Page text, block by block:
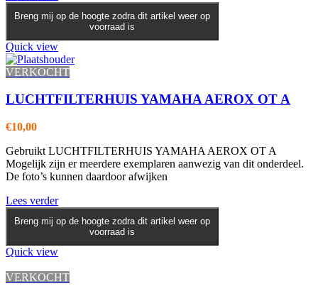
Breng mij op de hoogte zodra dit artikel weer op
voorraad is
Quick view
VERKOCHT
LUCHTFILTERHUIS YAMAHA AEROX OT A
€10,00
Gebruikt LUCHTFILTERHUIS YAMAHA AEROX OT A
Mogelijk zijn er meerdere exemplaren aanwezig van dit onderdeel.
De foto’s kunnen daardoor afwijken
Lees verder
Breng mij op de hoogte zodra dit artikel weer op
voorraad is
Quick view
VERKOCHT